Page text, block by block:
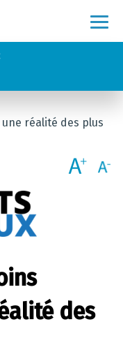
réalité des plus
des